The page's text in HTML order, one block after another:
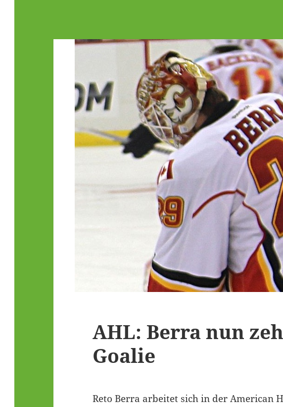
AHL: Berra nun
Goalie
Reto Berra arbeitet sich in der American